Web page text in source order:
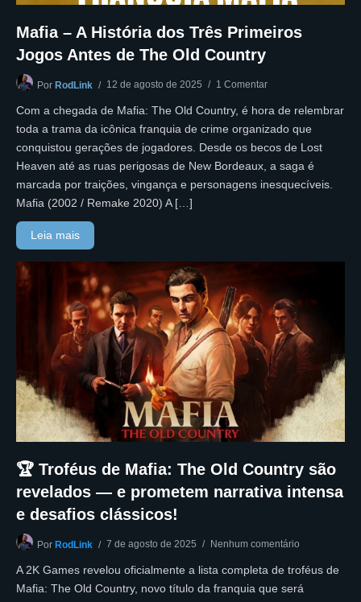
Mafia – A História dos Três Primeiros
Jogos Antes de The Old Country
Por RodLink 12 de agosto de 2025 1 Comentar
Com a chegada de Mafia: The Old Country, é hora de relembrar
toda a trama da icônica franquia de crime organizado que
conquistou gerações de jogadores. Desde os becos de Lost
Heaven até as ruas perigosas de New Bordeaux, a saga é
marcada por traições, vingança e personagens inesquecíveis.
Mafia (2002 / Remake 2020) A […]
Leia mais
🏆 Troféus de Mafia: The Old Country são
revelados — e prometem narrativa intensa
e desafios clássicos!
Por RodLink 7 de agosto de 2025 Nenhum comentário
A 2K Games revelou oficialmente a lista completa de troféus de
Mafia: The Old Country, novo título da franquia que será